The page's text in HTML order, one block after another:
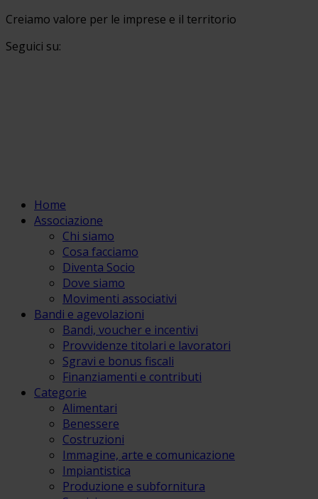
Creiamo valore per le imprese e il territorio
Seguici su:
Home
Associazione
Chi siamo
Cosa facciamo
Diventa Socio
Dove siamo
Movimenti associativi
Bandi e agevolazioni
Bandi, voucher e incentivi
Provvidenze titolari e lavoratori
Sgravi e bonus fiscali
Finanziamenti e contributi
Categorie
Alimentari
Benessere
Costruzioni
Immagine, arte e comunicazione
Impiantistica
Produzione e subfornitura